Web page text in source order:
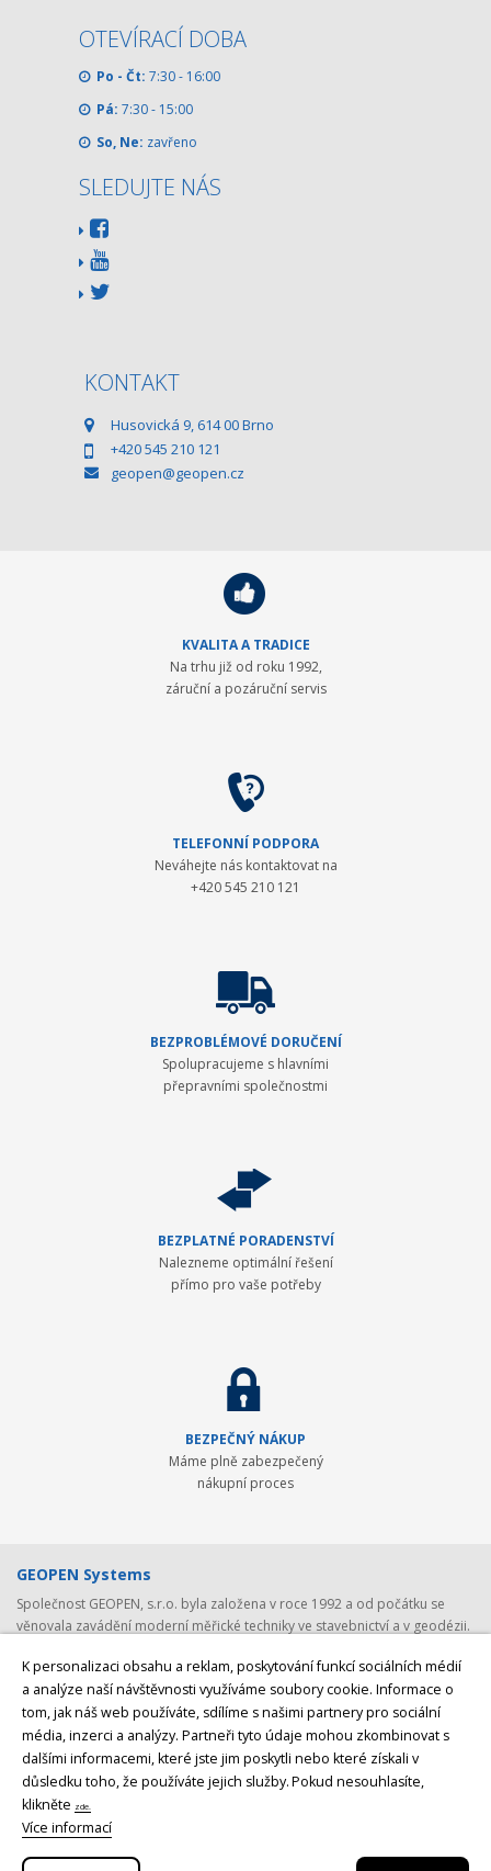
OTEVÍRACÍ DOBA
Po - Čt: 7:30 - 16:00
Pá: 7:30 - 15:00
So, Ne: zavřeno
SLEDUJTE NÁS
KONTAKT
Husovická 9, 614 00 Brno
+420 545 210 121
geopen@geopen.cz
K personalizaci obsahu a reklam, poskytování funkcí sociálních médií
a analýze naší návštěvnosti využíváme soubory cookie. Informace o
tom, jak náš web používáte, sdílíme s našimi partnery pro sociální
média, inzerci a analýzy. Partneři tyto údaje mohou zkombinovat s
dalšími informacemi, které jste jim poskytli nebo které získali v
důsledku toho, že používáte jejich služby.Pokud nesouhlasíte,
klikněte zde.
Více informací
KVALITA A TRADICE
Na trhu již od roku 1992,
záruční a pozáruční servis
TELEFONNÍ PODPORA
Neváhejte nás kontaktovat na
+420 545 210 121
BEZPROBLÉMOVÉ DORUČENÍ
Spolupracujeme s hlavními
přepravními společnostmi
BEZPLATNÉ PORADENSTVÍ
Nalezneme optimální řešení
přímo pro vaše potřeby
BEZPEČNÝ NÁKUP
Máme plně zabezpečený
nákupní proces
GEOPEN Systems
Společnost GEOPEN, s.r.o. byla založena v roce 1992 a od počátku se
věnovala zavádění moderní měřické techniky ve stavebnictví a v geodézii.
přední japonský výrobce (nejen) geodetické techniky. Postupem času byla
nabídka rozšířena o spolehlivá laserová zařízení Laser Alignment a
Mikrofyn. S rozvojem satelitních systémů jsme v roce 2008 navázali
spolupráci se společností Javad GNSS, světovým producentem GNSS
přijímačů a GNSS anténz USA. V posledních letech byly do naší nabídky
přidány ještě lokátory podzemních vedeníCableDetection a speciální
laserová technika značek AMA Laser a Theis
významných, krokem bylo rozšíření naší nabídky o špičkovou měřící